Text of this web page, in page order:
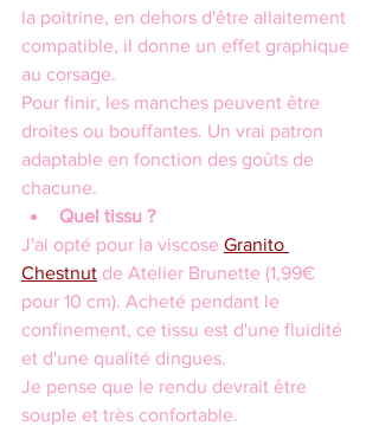
la poitrine, en dehors d'être allaitement
compatible, il donne un effet graphique
au corsage.
Pour finir, les manches peuvent être
droites ou bouffantes. Un vrai patron
adaptable en fonction des goûts de
chacune.
Quel tissu ?
J'ai opté pour la viscose Granito
Chestnut de Atelier Brunette (1,99€
pour 10 cm). Acheté pendant le
confinement, ce tissu est d'une fluidité
et d'une qualité dingues.
Je pense que le rendu devrait être
souple et très confortable.